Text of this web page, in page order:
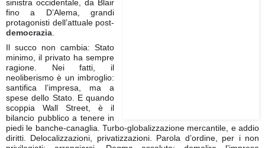
sinistra occidentale, da Blair
fino a D’Alema, grandi
protagonisti dell’attuale post-
democrazia
Il succo non cambia: Stato
minimo, il privato ha sempre
ragione. Nei fatti, il
neoliberismo è un imbroglio:
santifica l’impresa, ma a
spese dello Stato. E quando
scoppia Wall Street, è il
bilancio pubblico a tenere in
piedi le banche-canaglia. Turbo-globalizzazione mercantile, e addio
diritti. Delocalizzazioni, privatizzazioni. Parola d’ordine, per i non